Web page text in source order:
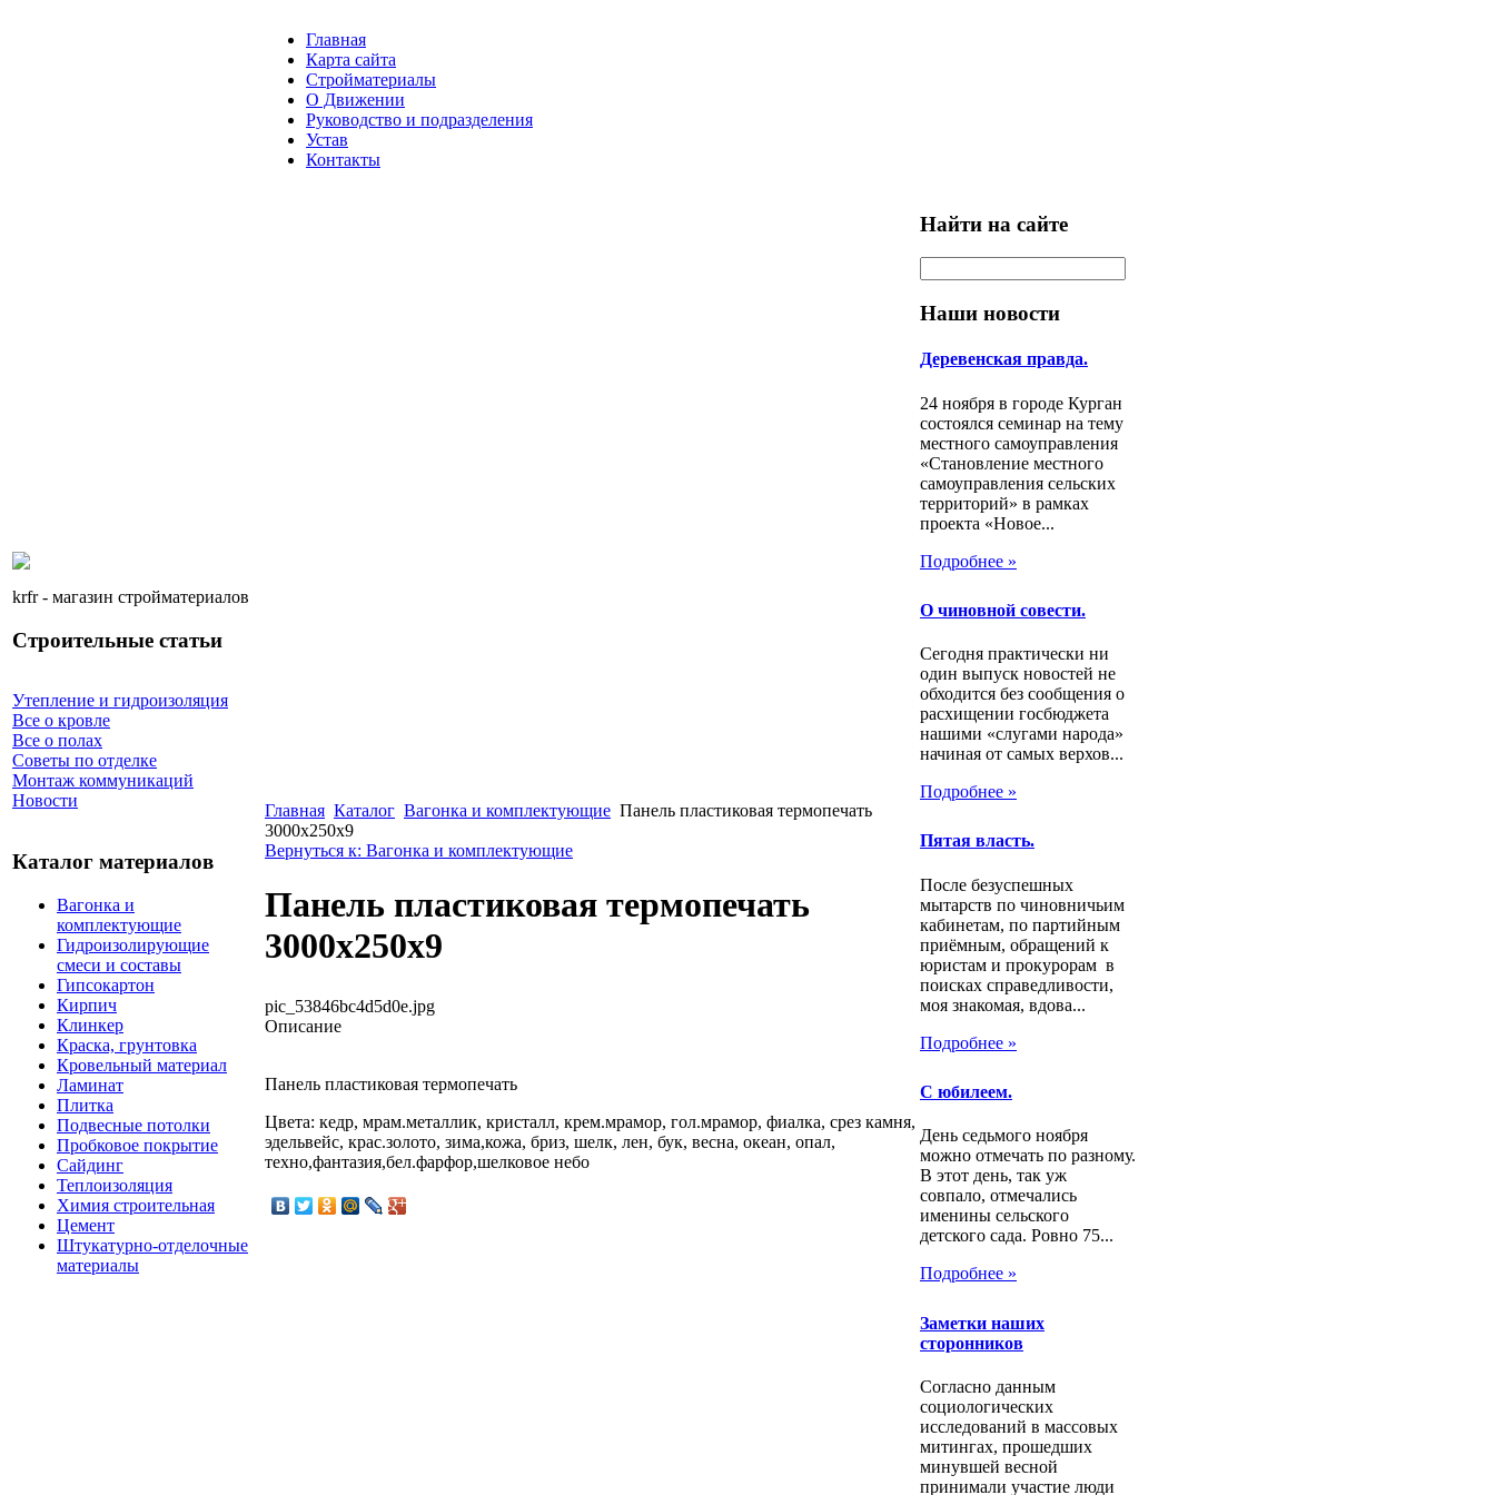
krfr - магазин стройматериалов
Строительные статьи
Утепление и гидроизоляция
Все о кровле
Все о полах
Советы по отделке
Монтаж коммуникаций
Новости
Каталог материалов
Вагонка и
комплектующие
Гидроизолирующие
смеси и составы
Гипсокартон
Кирпич
Клинкер
Краска, грунтовка
Кровельный материал
Ламинат
Плитка
Подвесные потолки
Пробковое покрытие
Сайдинг
Теплоизоляция
Химия строительная
Цемент
Штукатурно-отделочные
материалы
Главная
Карта сайта
Стройматериалы
О Движении
Руководство и подразделения
Устав
Контакты
Главная Каталог Вагонка и комплектующие Панель пластиковая термопечать
3000х250х9
Вернуться к: Вагонка и комплектующие
Панель пластиковая термопечать
3000х250х9
pic_53846bc4d5d0e.jpg
Описание
Панель пластиковая термопечать
Цвета: кедр, мрам.металлик, кристалл, крем.мрамор, гол.мрамор, фиалка, срез камня,
эдельвейс, крас.золото, зима,кожа, бриз, шелк, лен, бук, весна, океан, опал,
техно,фантазия,бел.фарфор,шелковое небо
Найти на сайте
Наши новости
Деревенская правда.
24 ноября в городе Курган
состоялся семинар на тему
местного самоуправления
«Становление местного
самоуправления сельских
территорий» в рамках
проекта «Новое...
Подробнее »
О чиновной совести.
Сегодня практически ни
один выпуск новостей не
обходится без сообщения о
расхищении госбюджета
нашими «слугами народа»
начиная от самых верхов...
Подробнее »
Пятая власть.
После безуспешных
мытарств по чиновничьим
кабинетам, по партийным
приёмным, обращений к
юристам и прокурорам в
поисках справедливости,
моя знакомая, вдова...
Подробнее »
С юбилеем.
День седьмого ноября
можно отмечать по разному.
В этот день, так уж
совпало, отмечались
именины сельского
детского сада. Ровно 75...
Подробнее »
Заметки наших
сторонников
Согласно данным
социологических
исследований в массовых
митингах, прошедших
минувшей весной
принимали участие люди